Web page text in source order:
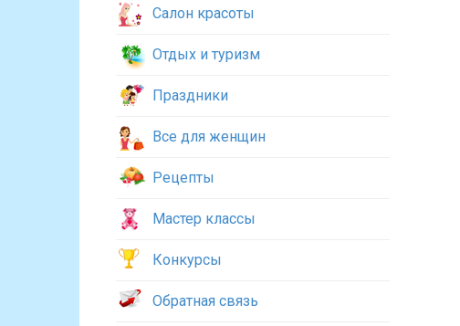
Салон красоты
Отдых и туризм
Праздники
Все для женщин
Рецепты
Мастер классы
Конкурсы
Обратная связь